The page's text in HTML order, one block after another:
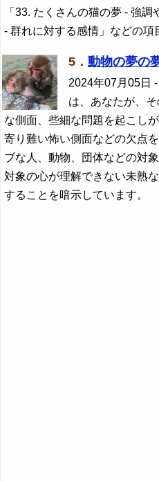
「33. たくさんの猫の夢 - 強
- 群れに対する感情」などの項
5． 動物の夢の
2024年07月05日
は、あなたが、
な側面、些細な問題を起こし
寄り難い怖い側面などの欠点
ブな人、動物、団体などの対
対象の心が理解できない未熟
することを暗示しています。